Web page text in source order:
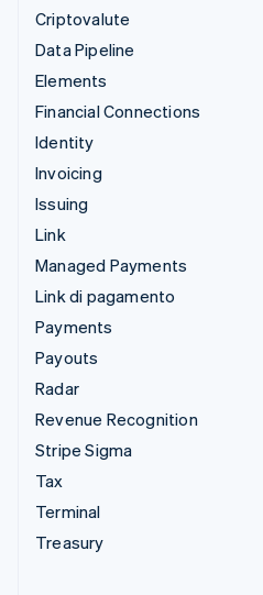
Criptovalute
Data Pipeline
Elements
Financial Connections
Identity
Invoicing
Issuing
Link
Managed Payments
Link di pagamento
Payments
Payouts
Radar
Revenue Recognition
Stripe Sigma
Tax
Terminal
Treasury